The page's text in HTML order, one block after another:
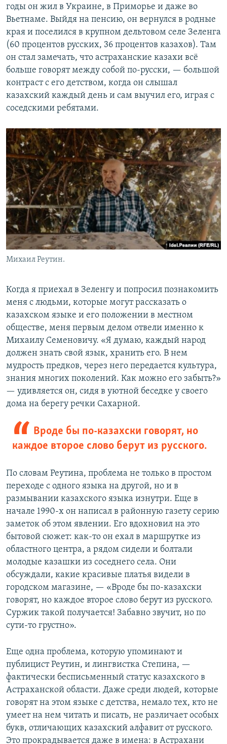
годы он жил в Украине, в Приморье и даже во
Вьетнаме. Выйдя на пенсию, он вернулся в родные
края и поселился в крупном дельтовом селе Зеленга
(60 процентов русских, 36 процентов казахов). Там
он стал замечать, что астраханские казахи всё
больше говорят между собой по-русски, — большой
контраст с его детством, когда он слышал
казахский каждый день и сам выучил его, играя с
соседскими ребятами.
Михаил Реутин.
Когда я приехал в Зеленгу и попросил познакомить
меня с людьми, которые могут рассказать о
казахском языке и его положении в местном
обществе, меня первым делом отвели именно к
Михаилу Семеновичу. «Я думаю, каждый народ
должен знать свой язык, хранить его. В нем
мудрость предков, через него передается культура,
знания многих поколений. Как можно его забыть?»
— удивляется он, сидя в уютной беседке у своего
дома на берегу речки Сахарной.
Вроде бы по-казахски говорят, но
каждое второе слово берут из русского.
По словам Реутина, проблема не только в простом
переходе с одного языка на другой, но и в
размывании казахского языка изнутри. Еще в
начале 1990-х он написал в районную газету серию
заметок об этом явлении. Его вдохновил на это
бытовой сюжет: как-то он ехал в маршрутке из
областного центра, а рядом сидели и болтали
молодые казашки из соседнего села. Они
обсуждали, какие красивые платья видели в
городском магазине, — «Вроде бы по-казахски
говорят, но каждое второе слово берут из русского.
Суржик такой получается! Забавно звучит, но по
сути-то грустно».
Еще одна проблема, которую упоминают и
публицист Реутин, и лингвистка Степина, —
фактически бесписьменный статус казахского в
Астраханской области. Даже среди людей, которые
говорят на этом языке с детства, немало тех, кто не
умеет на нем читать и писать, не различает особых
букв, отличающих казахский алфавит от русского.
Это прокрадывается даже в имена: в Астрахани